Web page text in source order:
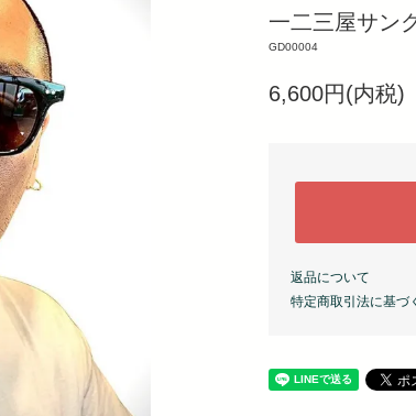
一二三屋サン
GD00004
6,600円(内税)
返品について
特定商取引法に基づ